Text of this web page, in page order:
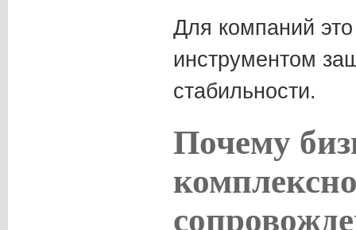
Для компаний
инструментом
стабильности.
Почему